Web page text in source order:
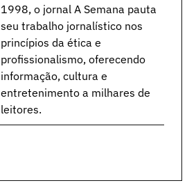
1998, o jornal A Semana pauta
seu trabalho jornalístico nos
princípios da ética e
profissionalismo, oferecendo
informação, cultura e
entretenimento a milhares de
leitores.